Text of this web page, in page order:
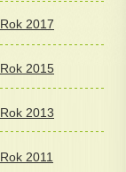
Rok 2017
Rok 2015
Rok 2013
Rok 2011